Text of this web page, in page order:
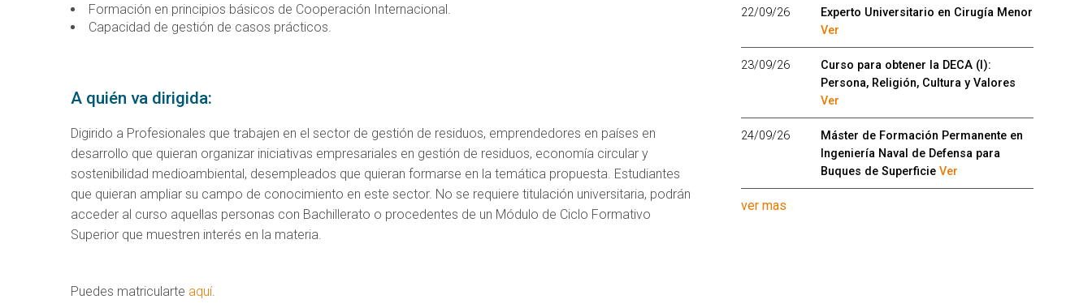
Formación en principios básicos de Cooperación Internacional.
Capacidad de gestión de casos prácticos.
A quién va dirigida:
Digirido a Profesionales que trabajen en el sector de gestión de residuos, emprendedores en países en
desarrollo que quieran organizar iniciativas empresariales en gestión de residuos, economía circular y
sostenibilidad medioambiental, desempleados que quieran formarse en la temática propuesta. Estudiantes
que quieran ampliar su campo de conocimiento en este sector. No se requiere titulación universitaria, podrán
acceder al curso aquellas personas con Bachillerato o procedentes de un Módulo de Ciclo Formativo
Superior que muestren interés en la materia.
Puedes matricularte aquí.
22/09/26
Experto Universitario en Cirugía Menor
Ver
23/09/26
Curso para obtener la DECA (I):
Persona, Religión, Cultura y Valores
Ver
24/09/26
Máster de Formación Permanente en
Ingeniería Naval de Defensa para
Buques de Superficie Ver
ver mas